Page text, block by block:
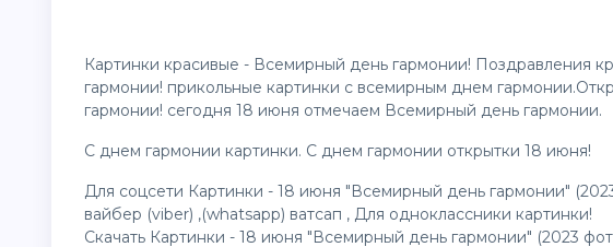
Картинки красивые - Всемирный день гармонии! Поздравления
гармонии! прикольные картинки с всемирным днем
гармонии! сегодня 18 июня отмечаем Всемирный день гармонии.
С днем гармонии картинки. С днем гармонии открытки 18 июня!
Для соцсети Картинки - 18 июня "Всемирный день гармонии"
вайбер (viber) ,(whatsapp) ватсап , Для одноклассники картинки!
Скачать Картинки - 18 июня "Всемирный день гармонии" (2023